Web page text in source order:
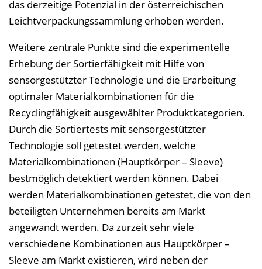
das derzeitige Potenzial in der österreichischen
Leichtverpackungssammlung erhoben werden.
Weitere zentrale Punkte sind die experimentelle
Erhebung der Sortierfähigkeit mit Hilfe von
sensorgestützter Technologie und die Erarbeitung
optimaler Materialkombinationen für die
Recyclingfähigkeit ausgewählter Produktkategorien.
Durch die Sortiertests mit sensorgestützter
Technologie soll getestet werden, welche
Materialkombinationen (Hauptkörper – Sleeve)
bestmöglich detektiert werden können. Dabei
werden Materialkombinationen getestet, die von den
beteiligten Unternehmen bereits am Markt
angewandt werden. Da zurzeit sehr viele
verschiedene Kombinationen aus Hauptkörper –
Sleeve am Markt existieren, wird neben der